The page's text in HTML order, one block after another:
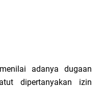
adanya dugaan
dipertanyakan izin